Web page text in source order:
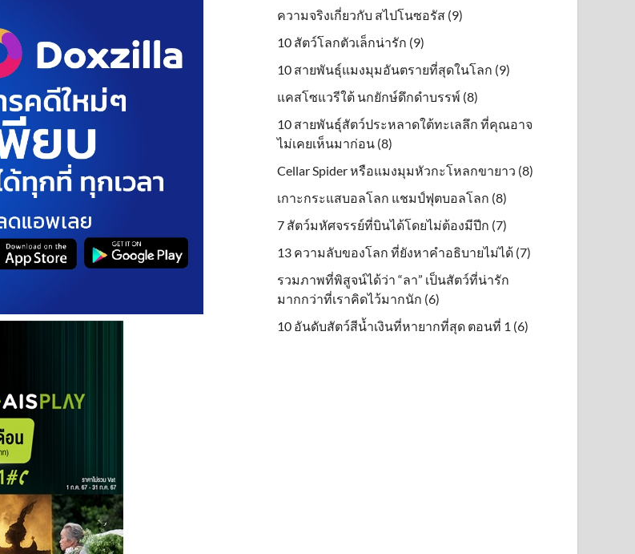
ความจริงเกี่ยวกับ สไปโนซอรัส (9)
10 สัตว์โลกตัวเล็กน่ารัก (9)
10 สายพันธุ์แมงมุมอันตรายที่สุดในโลก (9)
แคสโซแวรีใต้ นกยักษ์ดึกดําบรรพ์ (8)
10 สายพันธุ์สัตว์ประหลาดใต้ทะเลลึก ที่คุณอาจ
ไม่เคยเห็นมาก่อน (8)
Cellar Spider หรือแมงมุมหัวกะโหลกขายาว (8)
เกาะกระแสบอลโลก แชมป์ฟุตบอลโลก (8)
7 สัตว์มหัศจรรย์ที่บินได้โดยไม่ต้องมีปีก (7)
13 ความลับของโลก ที่ยังหาคำอธิบายไม่ได้ (7)
รวมภาพที่พิสูจน์ได้ว่า “ลา” เป็นสัตว์ที่น่ารัก
มากกว่าที่เราคิดไว้มากนัก (6)
10 อันดับสัตว์สีน้ำเงินที่หายากที่สุด ตอนที่ 1 (6)